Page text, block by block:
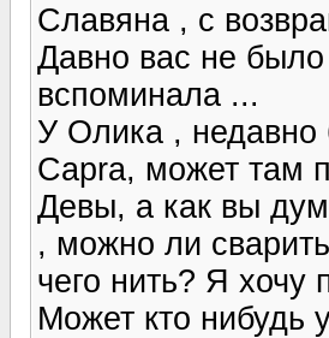
Славяна , с
Давно вас не
вспоминала ...
У Олика , недавно
Capra, может там
Девы, а как вы
, можно ли
чего нить? Я хочу
Может кто нибудь